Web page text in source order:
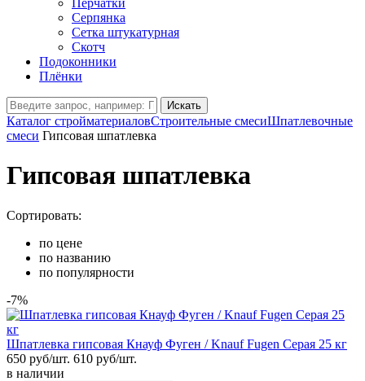
Перчатки
Серпянка
Сетка штукатурная
Скотч
Подоконники
Плёнки
Искать
Каталог стройматериаловСтроительные смесиШпатлевочные
смеси Гипсовая шпатлевка
Гипсовая шпатлевка
Сортировать:
по цене
по названию
по популярности
-7%
Шпатлевка гипсовая Кнауф Фуген / Knauf Fugen Серая 25 кг
650 руб/шт. 610 руб/шт.
в наличии